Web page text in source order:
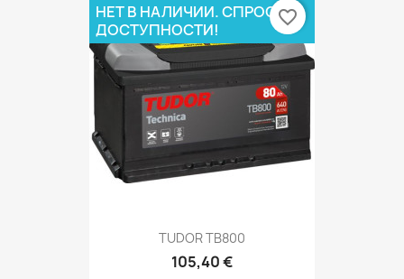
TUDOR TB800
105,40 €
НЕТ В НАЛИЧИИ. СПРОСИ О
ДОСТУПНОСТИ!
favorite_border